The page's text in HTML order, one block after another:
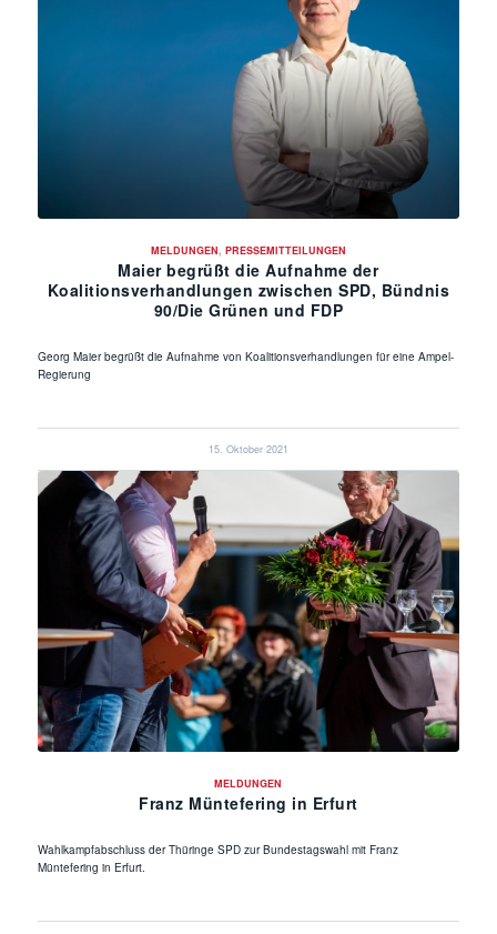
MELDUNGEN, PRESSEMITTEILUNGEN
Maier begrüßt die Aufnahme der
Koalitionsverhandlungen zwischen SPD, Bündnis
90/Die Grünen und FDP
Georg Maier begrüßt die Aufnahme von Koalitionsverhandlungen für eine Ampel-
Regierung
15. Oktober 2021
MELDUNGEN
Franz Müntefering in Erfurt
Wahlkampfabschluss der Thüringe SPD zur Bundestagswahl mit Franz
Müntefering in Erfurt.